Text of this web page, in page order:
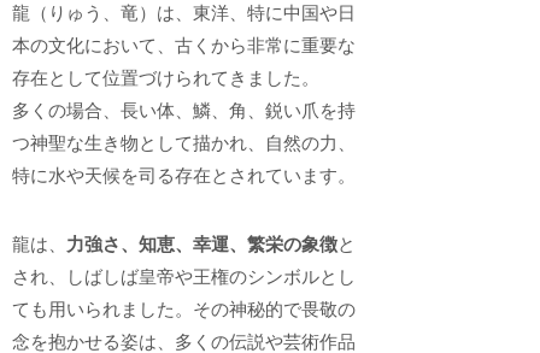
龍（りゅう、竜）は、東洋、特に中国や日
本の文化において、古くから非常に重要な
存在として位置づけられてきました。
多くの場合、長い体、鱗、角、鋭い爪を持
つ神聖な生き物として描かれ、自然の力、
特に水や天候を司る存在とされています。
龍は、 力強さ、知恵、幸運、繁栄の象徴と
され、しばしば皇帝や王権のシンボルとし
ても用いられました。その神秘的で畏敬の
念を抱かせる姿は、多くの伝説や芸術作品